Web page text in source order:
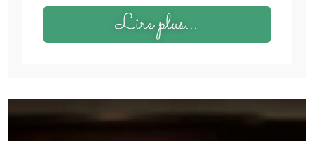
Lire plus...